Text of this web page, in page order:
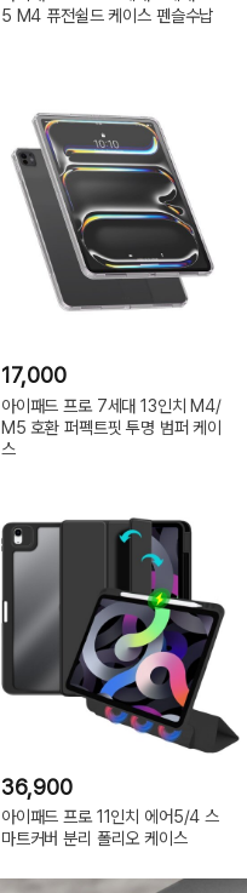
5 M4 퓨전쉴드 케이스 펜슬수납
17,000
아이패드 프로 7세대 13인치 M4/
M5 호환 퍼펙트핏 투명 범퍼 케이
스
36,900
아이패드 프로 11인치 에어5/4 스
마트커버 분리 폴리오 케이스